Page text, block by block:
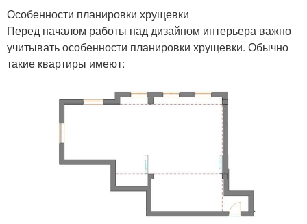
Особенности планировки хрущевки
Перед началом работы над дизайном интерьера важно
учитывать особенности планировки хрущевки. Обычно
такие квартиры имеют: